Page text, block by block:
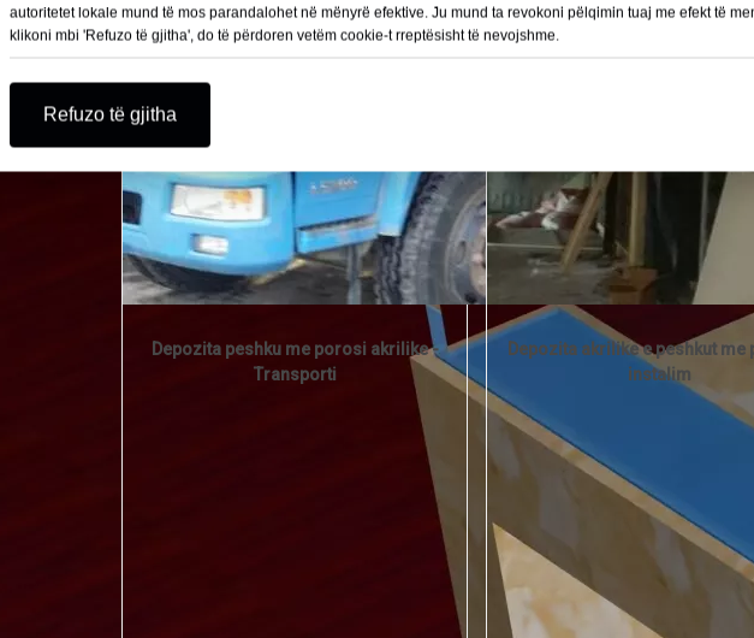
Depozita peshku me porosi akrilike -
Transporti
Depozita akrilike e peshkut me
instalim
autoritetet lokale mund të mos parandalohet në mënyrë efektive. Ju mund ta revokoni pëlqimin tuaj me efekt të
klikoni mbi 'Refuzo të gjitha', do të përdoren vetëm cookie-t rreptësisht të nevojshme.
Refuzo të gjitha